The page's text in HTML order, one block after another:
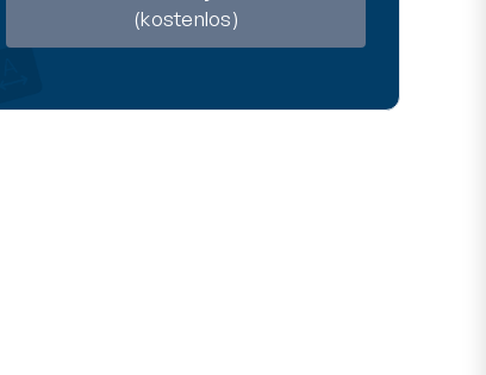
(kostenlos)